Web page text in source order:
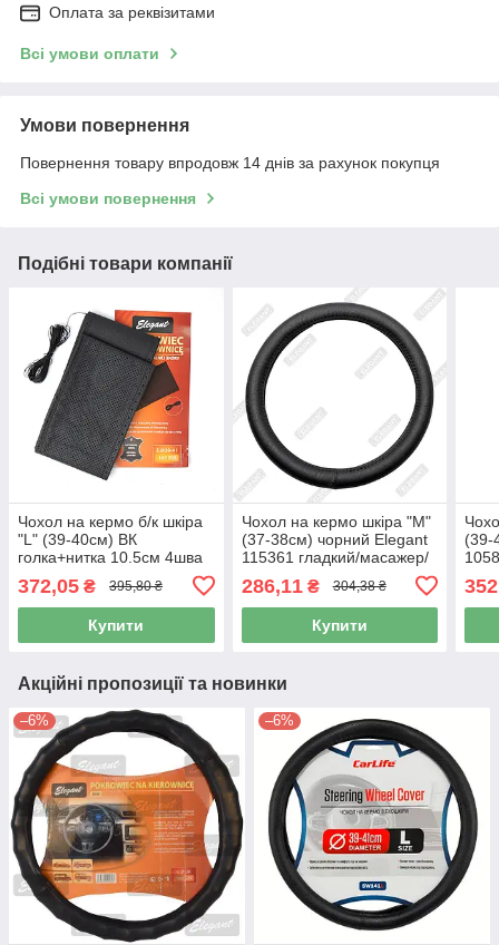
Оплата за реквізитами
Всі умови оплати
Умови повернення
Повернення товару впродовж 14 днів за рахунок покупця
Всі умови повернення
Подібні товари компанії
Чохол на кермо б/к шкіра
"L" (39-40см) ВК
голка+нитка 10.5см 4шва
перф
372,05 ₴ 395,80 ₴
Купити
Чохол на кермо шкіра "M"
(37-38см) чорний Elegant
115361 гладкий/масажер/
286,11₴ 304,38 ₴
Купити
(39-
Акційні пропозиції та новинки
–6% –6%